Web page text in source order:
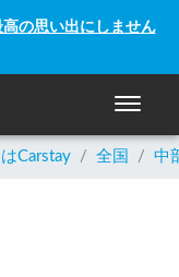
の思い出にしません
ナビゲ
Carstay / 全国 / 中